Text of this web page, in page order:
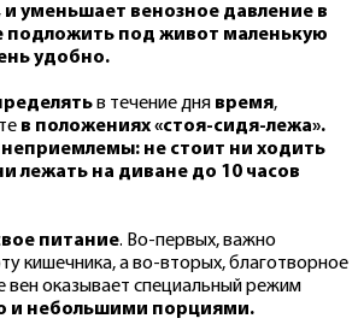
и уменьшает венозное давление в
подложить под живот маленькую
удобно.
в течение дня время,
в положениях «стоя-сидя-лежа».
не стоит ни ходить
лежать на диване до 10 часов
питание. Во-первых, важно
кишечника, а во-вторых, благотворное
вен оказывает специальный режим
и небольшими порциями.